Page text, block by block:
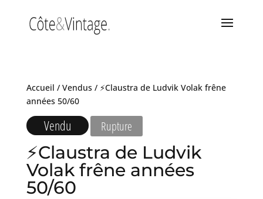
Accueil / Vendus/ ⚡Claustra de Ludvik Volak frêne
années 50/60
Vendu Rupture
⚡Claustra de Ludvik
Volak frêne années
50/60